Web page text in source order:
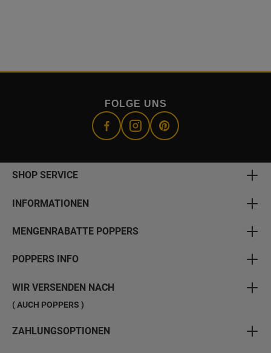
FOLGE UNS
SHOP SERVICE
INFORMATIONEN
MENGENRABATTE POPPERS
POPPERS INFO
WIR VERSENDEN NACH
( AUCH POPPERS )
ZAHLUNGSOPTIONEN